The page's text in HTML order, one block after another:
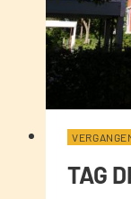
TAG